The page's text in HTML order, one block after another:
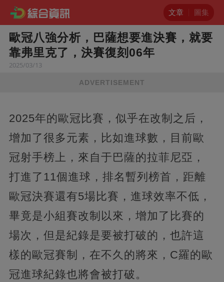
文章 圖集
歐冠八強分析，巴薩想要進決賽，就要
靠弗里克了，決賽復刻06年
2025/03/13
ADVERTISEMENT
2025年的歐冠比賽，似乎在改制之后，
增加了很多元素，比如進球數，目前歐
冠射手榜上，來自于巴薩的拉菲尼亞，
打進了11個進球，排名暫列榜首，距離
歐冠決賽還有5場比賽，進球效率不低，
畢竟是小組賽改制以來，增加了比賽的
場次，但是紀錄是要被打破的，也許這
樣的歐冠賽制，在不久的將來，C羅的歐
冠進球紀錄也將會被打破。